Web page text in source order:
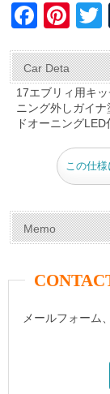
F
c
e
b
Pi
er
e
st
Car Deta
17エブリィ用キ
ニング外しガイ
ドオーニングLED
この仕
Memo
メールフォーム